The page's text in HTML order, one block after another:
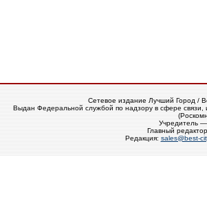
Сетевое издание Лучший Город /
Выдан Федеральной службой по надзору в сфере
Учредитель
Главный
Редакция: sales@best-